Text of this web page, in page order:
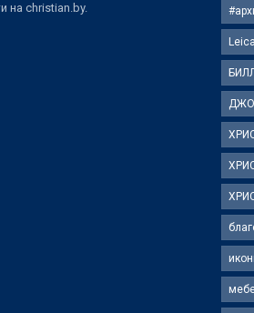
на christian.by.